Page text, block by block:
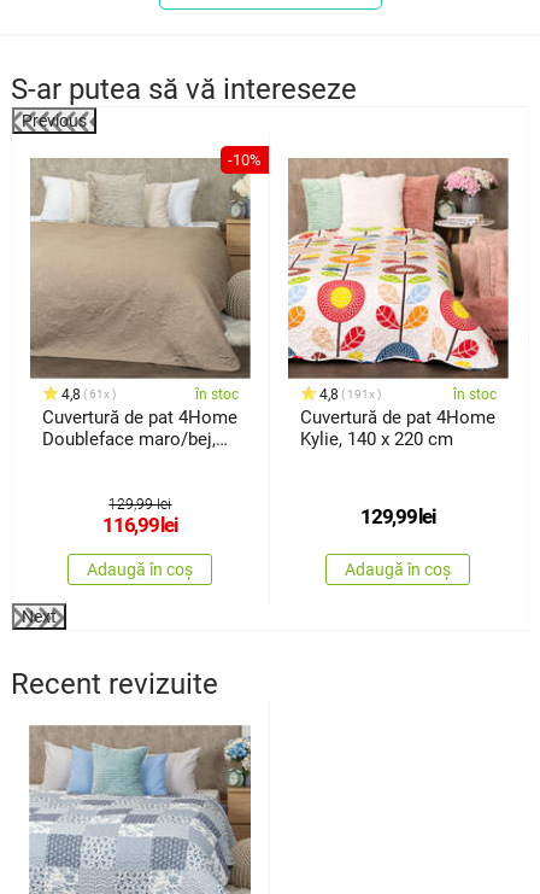
S-ar putea să vă intereseze
Previous
-10%
4,8 61x în stoc
Cuvertură de pat 4Home
Doubleface maro/bej,
129,99 lei
116,99 lei
Adaugă în coș
4,8 191x în stoc
Cuvertură de pat 4Home
Kylie, 140 x 220 cm
129,99 lei
Adaugă în coș
Next
Recent revizuite